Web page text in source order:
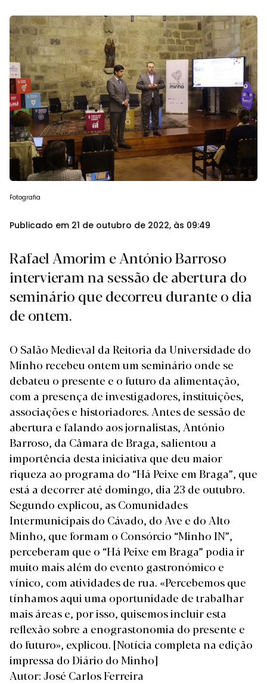
Fotografia
Publicado em 21 de outubro de 2022, às 09:49
Rafael Amorim e António Barroso
intervieram na sessão de abertura do
seminário que decorreu durante o dia
de ontem.
O Salão Medieval da Reitoria da Universidade do
Minho recebeu ontem um seminário onde se
debateu o presente e o futuro da alimentação,
com a presença de investigadores, instituições,
associações e historiadores. Antes de sessão de
abertura e falando aos jornalistas, António
Barroso, da Câmara de Braga, salientou a
importência desta iniciativa que deu maior
riqueza ao programa do “Há Peixe em Braga”, que
está a decorrer até domingo, dia 23 de outubro.
Segundo explicou, as Comunidades
Intermunicipais do Cávado, do Ave e do Alto
Minho, que formam o Consórcio “Minho IN”,
perceberam que o “Há Peixe em Braga” podia ir
muito mais além do evento gastronómico e
vínico, com atividades de rua. «Percebemos que
tínhamos aqui uma oportunidade de trabalhar
mais áreas e, por isso, quisemos incluir esta
reflexão sobre a enograstonomia do presente e
do futuro», explicou. [Notícia completa na edição
impressa do Diário do Minho]
Autor: José Carlos Ferreira